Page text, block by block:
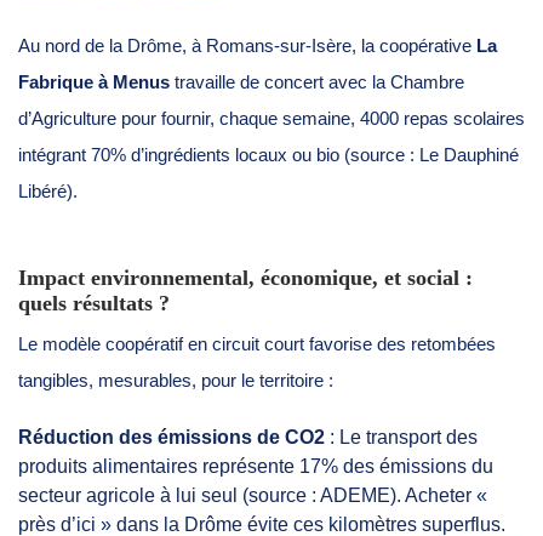
Au nord de la Drôme, à Romans-sur-Isère, la coopérative La
Fabrique à Menus travaille de concert avec la Chambre
d’Agriculture pour fournir, chaque semaine, 4000 repas scolaires
intégrant 70% d’ingrédients locaux ou bio (source : Le Dauphiné
Libéré).
Impact environnemental, économique, et social :
quels résultats ?
Le modèle coopératif en circuit court favorise des retombées
tangibles, mesurables, pour le territoire :
Réduction des émissions de CO2 : Le transport des
produits alimentaires représente 17% des émissions du
secteur agricole à lui seul (source : ADEME). Acheter «
près d’ici » dans la Drôme évite ces kilomètres superflus.